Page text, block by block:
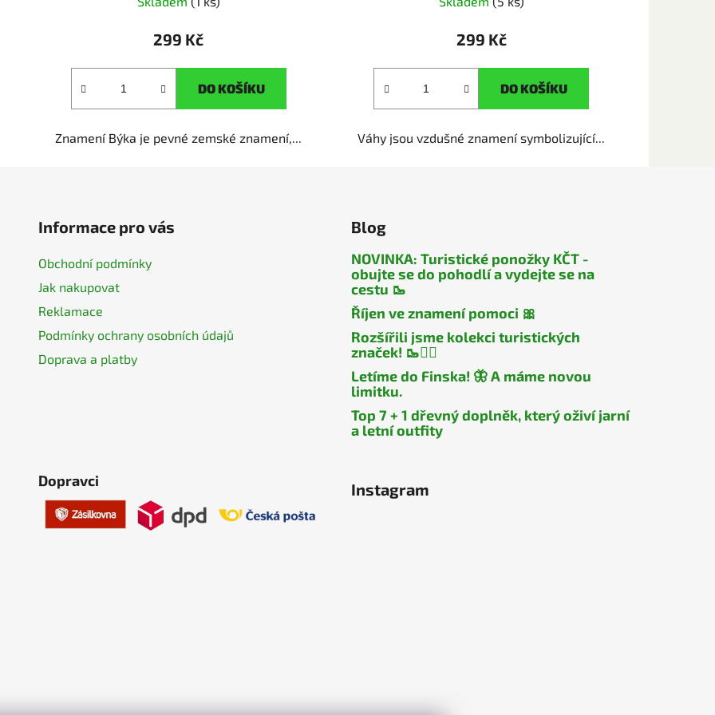
299 Kč
DO KOŠÍKU
Znamení Býka je pevné zemské znamení,...
299 Kč
DO KOŠÍKU
Váhy jsou vzdušné znamení symbolizující...
Informace pro vás
Obchodní podmínky
Jak nakupovat
Reklamace
Podmínky ochrany osobních údajů
Doprava a platby
Blog
NOVINKA: Turistické ponožky KČT -
obujte se do pohodlí a vydejte se na
cestu 🥾
Říjen ve znamení pomoci 🎀
Rozšířili jsme kolekci turistických
značek! 🥾🧎‍♂️
Letíme do Finska! 🦋 A máme novou
limitku.
Top 7 + 1 dřevný doplněk, který oživí jarní
a letní outfity
Dopravci Instagram